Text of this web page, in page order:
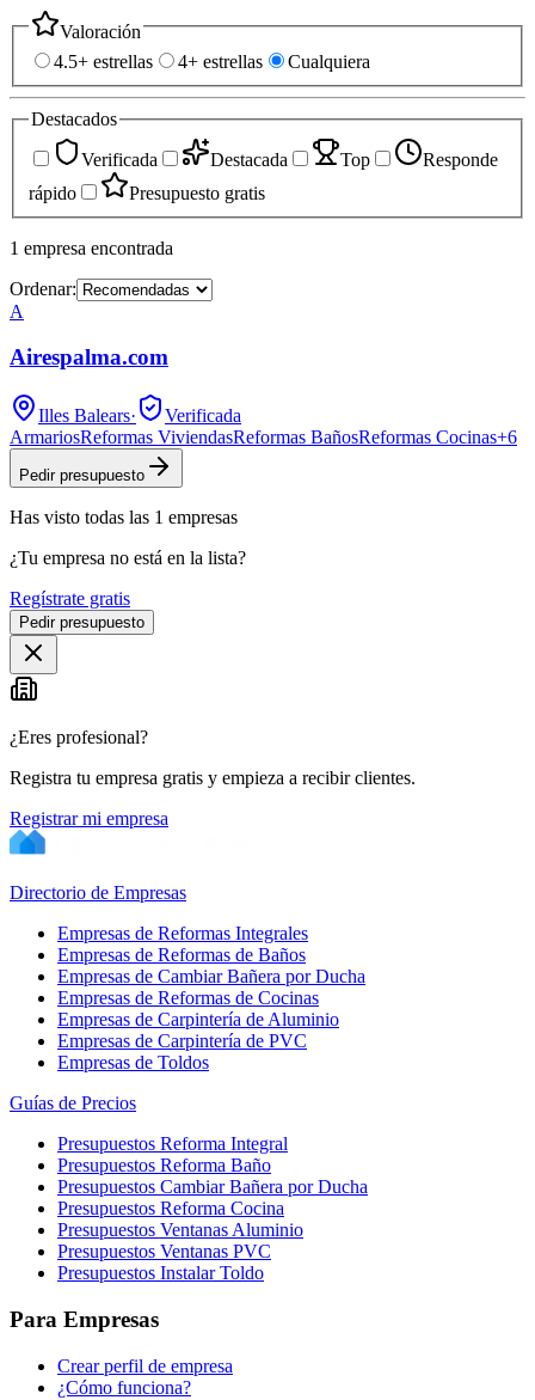
Valoración
4.5+ estrellas
4+ estrellas Cualquiera
Destacados
Verificada
Destacada Top
Responde
rápido
Presupuesto gratis
1 empresa encontrada
Ordenar:
A
Airespalma.com
Illes Balears·
Verificada
ArmariosReformas ViviendasReformas BañosReformas Cocinas+6
Pedir presupuesto
Has visto todas las 1 empresas
¿Tu empresa no está en la lista?
Regístrate gratis
Pedir presupuesto
¿Eres profesional?
Registra tu empresa gratis y empieza a recibir clientes.
Registrar mi empresa
Directorio de Empresas
Empresas de Reformas Integrales
Empresas de Reformas de Baños
Empresas de Cambiar Bañera por Ducha
Empresas de Reformas de Cocinas
Empresas de Carpintería de Aluminio
Empresas de Carpintería de PVC
Empresas de Toldos
Guías de Precios
Presupuestos Reforma Integral
Presupuestos Reforma Baño
Presupuestos Cambiar Bañera por Ducha
Presupuestos Reforma Cocina
Presupuestos Ventanas Aluminio
Presupuestos Ventanas PVC
Presupuestos Instalar Toldo
Para Empresas
Crear perfil de empresa
¿Cómo funciona?